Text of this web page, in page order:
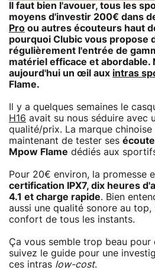
Il faut bien l'avouer, tous les
moyens d'investir 200€ dans
Pro ou autres écouteurs haut
pourquoi Clubic vous propose
régulièrement l'entrée de
matériel efficace et abordable.
aujourd'hui un œil aux intras
Flame.
Il y a quelques semaines le
H16 avait su nous séduire avec
qualité/prix. La marque
maintenant de tester ses
Mpow Flame dédiés aux
Pour 20€ environ, la promesse
certification IPX7, dix heures
4.1 et charge rapide. Bien
aussi une qualité sonore au top,
confort de tous les instants.
Ça vous semble trop beau pour
suivez le guide pour une
ces intras low-cost.